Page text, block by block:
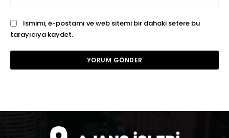
Ismimi, e-postamı ve web sitemi bir dahaki sefere bu
tarayıcıya kaydet.